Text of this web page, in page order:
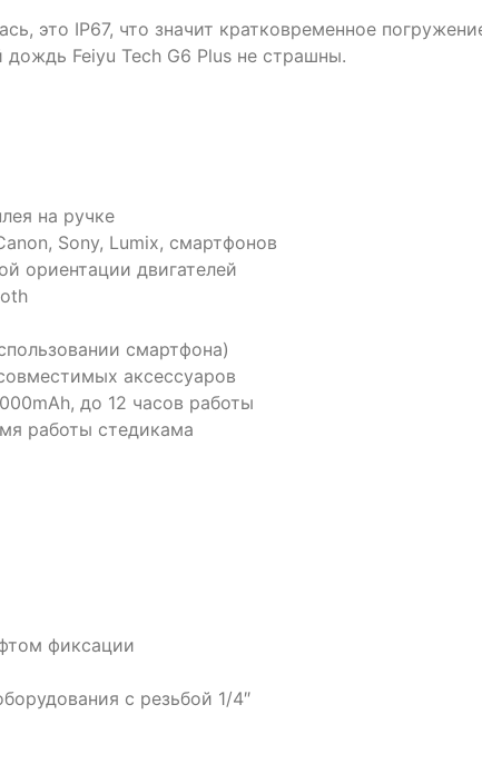
это IP67, что значит кратковременное
Feiyu Tech G6 Plus не страшны.
на ручке
Sony, Lumix, смартфонов
ориентации двигателей
смартфона)
аксессуаров
до 12 часов работы
работы стедикама
фиксации
с резьбой 1/4″